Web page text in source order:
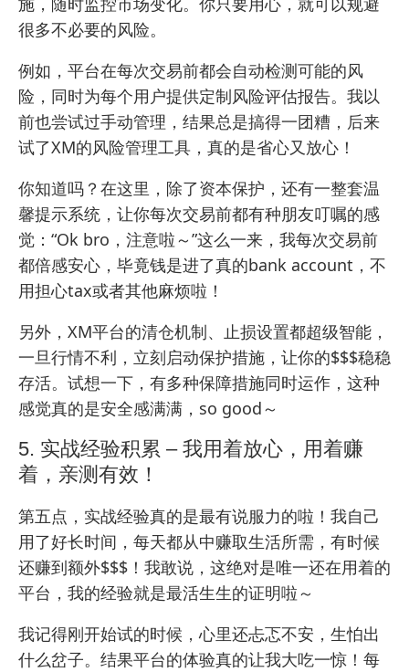
很多不必要的风险。
例如，平台在每次交易前都会自动检测可能的风
险，同时为每个用户提供定制风险评估报告。我以
前也尝试过手动管理，结果总是搞得一团糟，后来
试了XM的风险管理工具，真的是省心又放心！
你知道吗？在这里，除了资本保护，还有一整套温
馨提示系统，让你每次交易前都有种朋友叮嘱的感
觉：“Ok bro，注意啦～”这么一来，我每次交易前
都倍感安心，毕竟钱是进了真的bank account，不
用担心tax或者其他麻烦啦！
另外，XM平台的清仓机制、止损设置都超级智能，
一旦行情不利，立刻启动保护措施，让你的$$$稳稳
存活。试想一下，有多种保障措施同时运作，这种
感觉真的是安全感满满，so good～
5. 实战经验积累 – 我用着放心，用着赚
着，亲测有效！
第五点，实战经验真的是最有说服力的啦！我自己
用了好长时间，每天都从中赚取生活所需，有时候
还赚到额外$$$！我敢说，这绝对是唯一还在用着的
平台，我的经验就是最活生生的证明啦～
我记得刚开始试的时候，心里还忐忑不安，生怕出
什么岔子。结果平台的体验真的让我大吃一惊！每